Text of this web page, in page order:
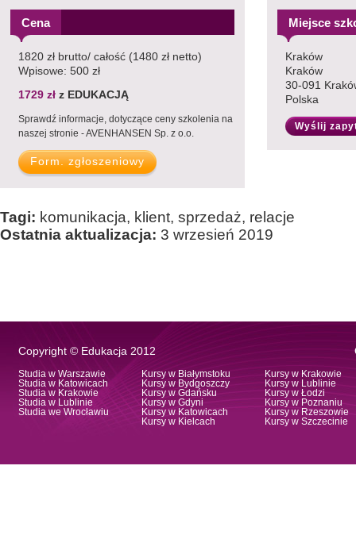
Cena
1820 zł brutto/ całość (1480 zł netto)
Wpisowe: 500 zł
1729 zł z EDUKACJĄ
Sprawdź informacje, dotyczące ceny szkolenia na
naszej stronie - AVENHANSEN Sp. z o.o.
Miejsce
Kraków
Kraków
30-091
Polska
Wyślij
Tagi: komunikacja, klient, sprzedaż, relacje
Ostatnia aktualizacja: 3 wrzesień 2019
Copyright © Edukacja 2012
Studia w Warszawie
Studia w Katowicach
Studia w Krakowie
Studia w Lublinie
Studia we Wrocławiu
Kursy w Białymstoku
Kursy w Bydgoszczy
Kursy w Gdańsku
Kursy w Gdyni
Kursy w Katowicach
Kursy w Kielcach
Kursy w Krakowie
Kursy w Lublinie
Kursy w Łodzi
Kursy w Poznaniu
Kursy w Rzeszowie
Kursy w Szczecinie